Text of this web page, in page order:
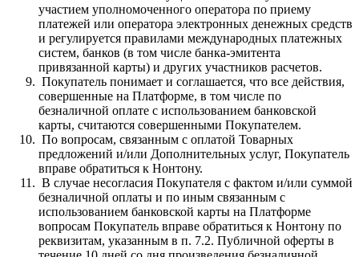
участием уполномоченного оператора по приему
платежей или оператора электронных денежных средств
и регулируется правилами международных платежных
систем, банков (в том числе банка-эмитента
привязанной карты) и других участников расчетов.
Покупатель понимает и соглашается, что все действия,
совершенные на Платформе, в том числе по
безналичной оплате с использованием банковской
карты, считаются совершенными Покупателем.
По вопросам, связанным с оплатой Товарных
предложений и/или Дополнительных услуг, Покупатель
вправе обратиться к Нонтону.
В случае несогласия Покупателя с фактом и/или суммой
безналичной оплаты и по иным связанным с
использованием банковской карты на Платформе
вопросам Покупатель вправе обратиться к Нонтону по
реквизитам, указанным в п. 7.2. Публичной оферты в